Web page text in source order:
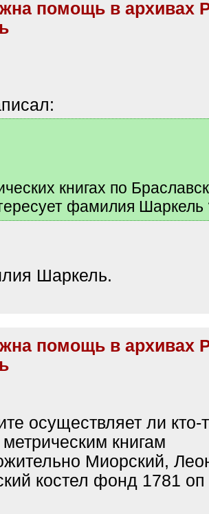
помощь в архивах
книгах по
фамилия Шаркель
Шаркель.
помощь в архивах
осуществляет ли кто-
книгам
Миорский,
костел фонд 1781